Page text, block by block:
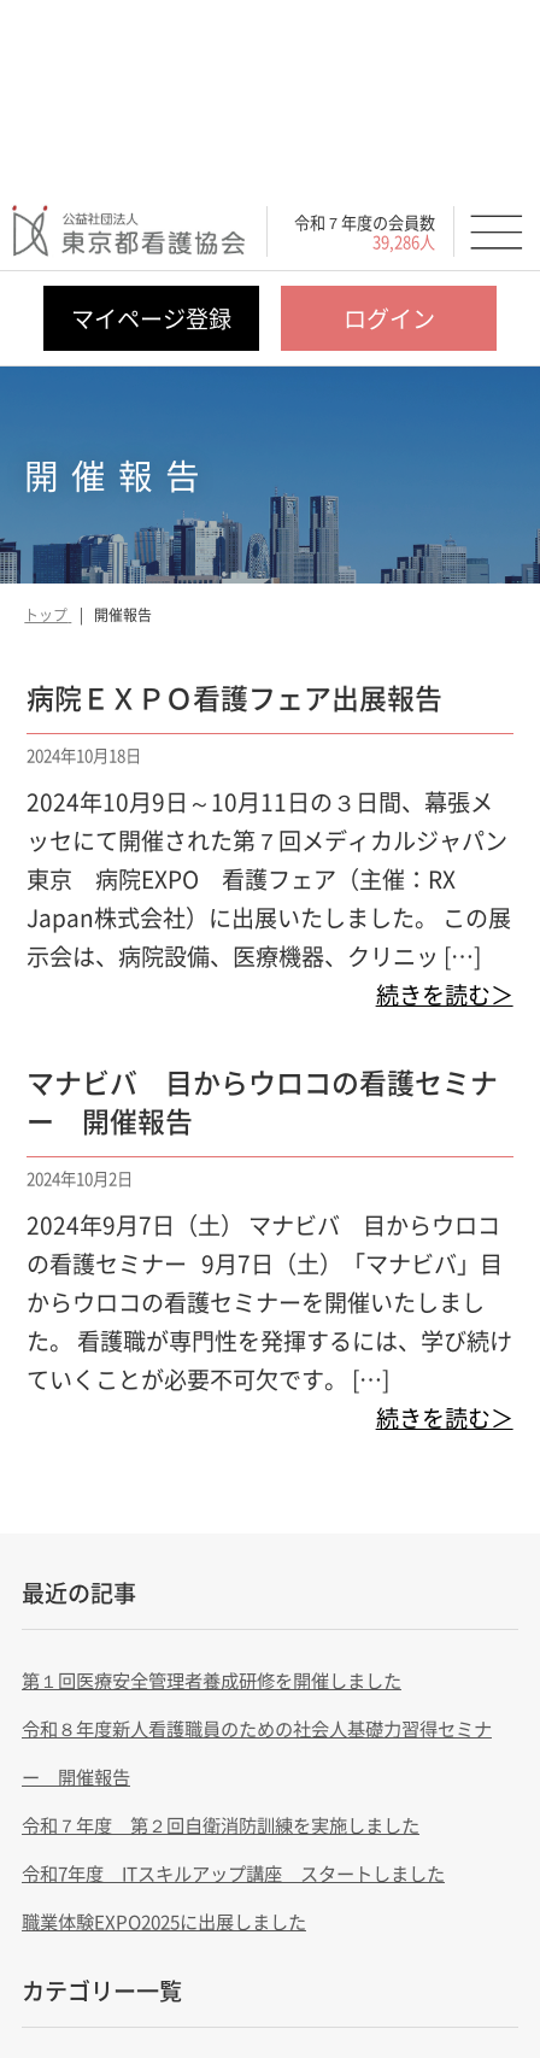
令和７年度の会員数
39,286人
マイページ登録 ログイン
開催報告
トップ 開催報告
病院ＥＸＰＯ看護フェア出展報告
2024年10月18日
2024年10月9日～10月11日の３日間、幕張メ
ッセにて開催された第７回メディカルジャパン
東京 病院EXPO 看護フェア（主催：RX
Japan株式会社）に出展いたしました。 この展
示会は、病院設備、医療機器、クリニッ […]
続きを読む＞
マナビバ 目からウロコの看護セミナ
ー 開催報告
2024年10月2日
2024年9月7日（土） マナビバ 目からウロコ
の看護セミナー 9月7日（土）「マナビバ」目
からウロコの看護セミナーを開催いたしまし
た。 看護職が専門性を発揮するには、学び続け
ていくことが必要不可欠です。 […]
続きを読む＞
最近の記事
第１回医療安全管理者養成研修を開催しました
令和８年度新人看護職員のための社会人基礎力習得セミナ
ー 開催報告
令和７年度 第２回自衛消防訓練を実施しました
令和7年度 ITスキルアップ講座 スタートしました
職業体験EXPO2025に出展しました
カテゴリー一覧